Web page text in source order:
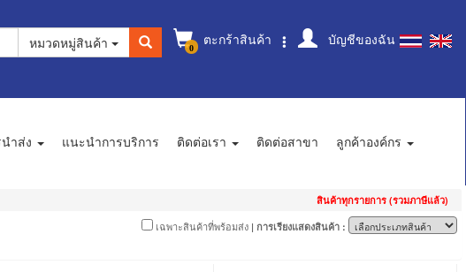
0 ตะกร้าสินค้า บัญชีของฉัน
หมวดหมู่สินค้า
ำส่ง แนะนำการบริการ ติดต่อเรา ติดต่อสาขา
ลูกค้าองค์กร
สินค้าทุกรายการ (รวมภาษีแล้ว)
เฉพาะสินค้าที่พร้อมส่ง | การเรียงแสดงสินค้า :